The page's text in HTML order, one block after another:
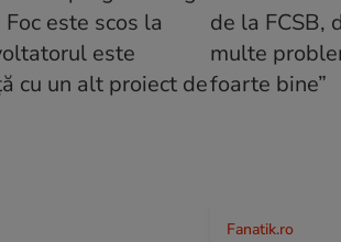
Fanatik.ro